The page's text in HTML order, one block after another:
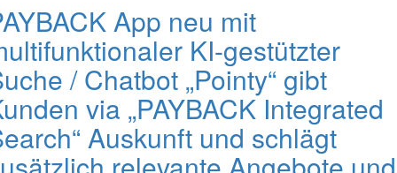
App neu mit
KI-gestützter
/ Chatbot „Pointy“ gibt
via „PAYBACK Integrated
Auskunft und schlägt